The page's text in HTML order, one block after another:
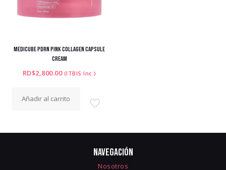
MEDICUBE PDRN PINK COLLAGEN CAPSULE
CREAM
RD$2,800.00 (ITBIS Inc.)
Añadir al carrito
Navegación
Nosotros